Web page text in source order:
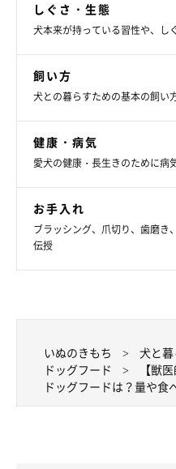
生後6
カ月～
1日3回以上。やわらか
ドを食べる練習を。
生後8
カ月～
成犬用のフードに替
場合は3回以上に小分け
成犬のドッグフードを選
しぐさ・生態
犬本来が持っている習性や、し
飼い方
犬との暮らすための基本の飼い
健康・病気
愛犬の健康・長生きのために病
お手入れ
ブラッシング、爪切り、歯磨き
伝授
いぬのきもち 犬と
ドッグフード
【獣
ドッグフードは？量や食